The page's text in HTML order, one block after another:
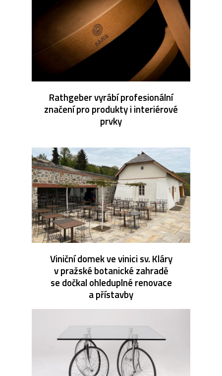
Rathgeber vyrábí profesionální
značení pro produkty i interiérové
prvky
Viniční domek ve vinici sv. Kláry
v pražské botanické zahradě
se dočkal ohleduplné renovace
a přístavby